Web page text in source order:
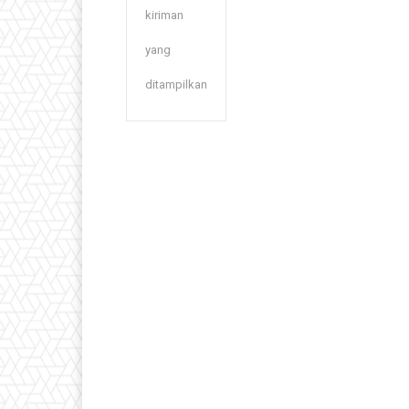
kiriman
yang
ditampilkan